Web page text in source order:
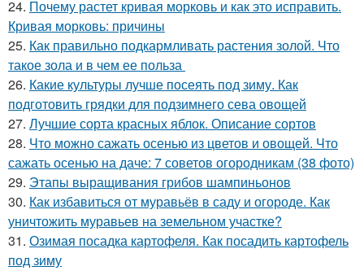
24. Почему растет кривая морковь и как это исправить.
Кривая морковь: причины
25. Как правильно подкармливать растения золой. Что
такое зола и в чем ее польза
26. Какие культуры лучше посеять под зиму. Как
подготовить грядки для подзимнего сева овощей
27. Лучшие сорта красных яблок. Описание сортов
28. Что можно сажать осенью из цветов и овощей. Что
сажать осенью на даче: 7 советов огородникам (38 фото)
29. Этапы выращивания грибов шампиньонов
30. Как избавиться от муравьёв в саду и огороде. Как
уничтожить муравьев на земельном участке?
31. Озимая посадка картофеля. Как посадить картофель
под зиму